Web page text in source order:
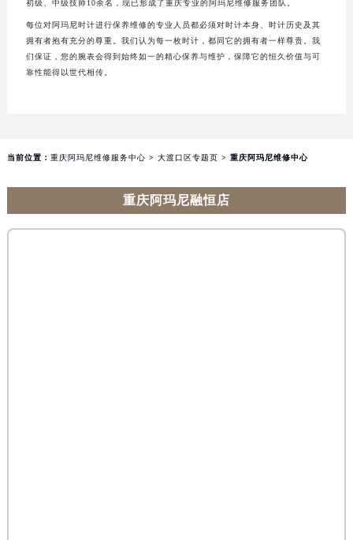
初级、中级技师10余名，现已形成了重庆专业的阿玛尼维修服务团队。
每位对阿玛尼时计进行保养维修的专业人员都必须对时计本身、时计历史及其
拥有者抱有充分的尊重。我们认为每一枚时计，都同它的拥有者一样尊贵。我
们保证，您的腕表会得到始终如一的精心保养与维护，保障它的恒久价值与可
靠性能得以世代相传。
当前位置： 重庆阿玛尼维修服务中心 > 大渡口区专题页 > 重庆阿玛尼维修中心
重庆阿玛尼融恒店